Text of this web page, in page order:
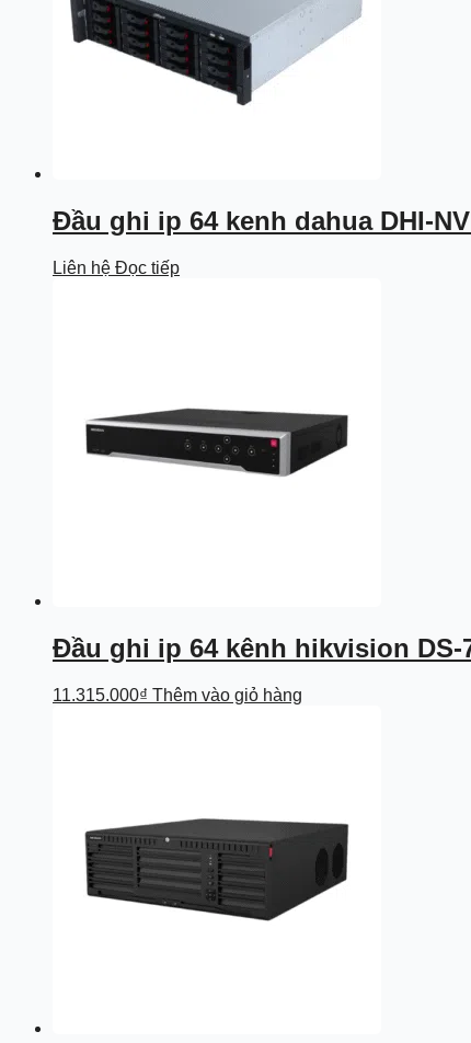
Đầu ghi ip 64 kenh dahua DHI-
Liên hệ Đọc tiếp
Đầu ghi ip 64 kênh hikvision DS-
11.315.000₫ Thêm vào giỏ hàng